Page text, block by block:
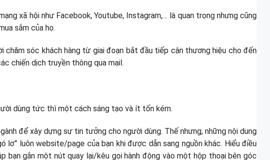
xã hội như Facebook, Youtube, Instagram,… là quan trọng nhưng cũng
sắm của họ.
sóc khách hàng từ giai đoạn bắt đầu tiếp cận thương hiệu cho đến
chiến dịch truyền thông qua mail.
dùng tức thì một cách sáng tạo và ít tốn kém.
để xây dựng sự tin tưởng cho người dùng. Thế nhưng, những nội dung
luôn website/page của bạn khi được dẫn sang nguồn khác. Hiểu điều
bạn gắn một nút quay lại/kêu gọi hành động vào một hộp thoại bên góc